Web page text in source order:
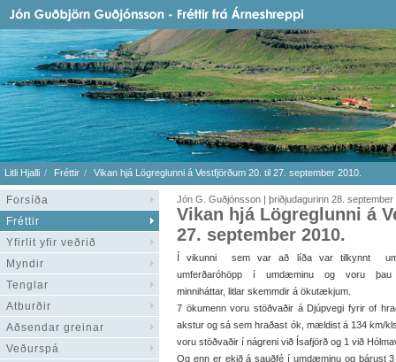
Litli Hjalli Fréttir Vikan hjá Lögreglunni á Vestfjörðum 20. til 27. september 2010.
Forsíða
Fréttir
Yfirlit yfir veðrið
Myndir
Tenglar
Atburðir
Aðsendar greinar
Veðurspá
Jón G. Guðjónsson | þriðjudagurinn 28. september
Vikan hjá Lögreglunni á
27. september 2010.
Í vikunni sem var að líða var tilkynnt
umferðaróhöpp í umdæminu og voru
minniháttar, litlar skemmdir á ökutækjum.
7 ökumenn voru stöðvaðir á Djúpvegi fyrir of
akstur og sá sem hraðast ók, mældist á 134 km/
voru stöðvaðir í nágreni við Ísafjörð og 1 við
Og enn er ekið á sauðfé í umdæminu og bárust